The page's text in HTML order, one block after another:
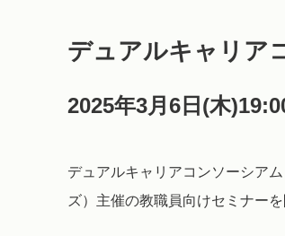
デュアルキャリア
2025年3月6日(木
デュアルキャリアコンソーシア
ズ）主催の教職員向けセミナーを